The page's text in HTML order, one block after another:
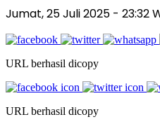
Jumat, 25 Juli 2025 - 23:32
URL berhasil dicopy
URL berhasil dicopy